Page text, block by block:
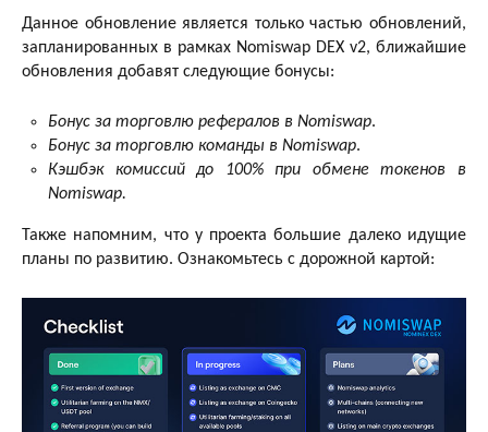
Данное обновление является только частью обновлений,
запланированных в рамках Nomiswap DEX v2, ближайшие
обновления добавят следующие бонусы:
Бонус за торговлю рефералов в Nomiswap.
Бонус за торговлю команды в Nomiswap.
Кэшбэк комиссий до 100% при обмене токенов в
Nomiswap.
Также напомним, что у проекта большие далеко идущие
планы по развитию. Ознакомьтесь с дорожной картой: